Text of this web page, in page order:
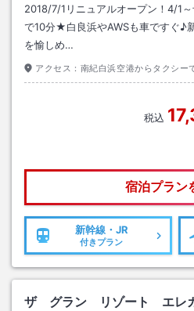
2018/7/1リニュアルオープン！4/1
で10分★白良浜やAWSも車ですぐ♪
を愉しめ…
アクセス： 南紀白浜空港からタクシー
税込
宿泊プラン
新幹線・JR
付きプラン
ザ グラン リゾート エレ